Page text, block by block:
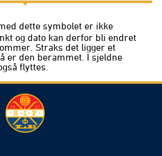
dette symbolet er ikke
og dato kan derfor bli endret
Straks det ligger et
er den berammet. I sjeldne
flyttes.